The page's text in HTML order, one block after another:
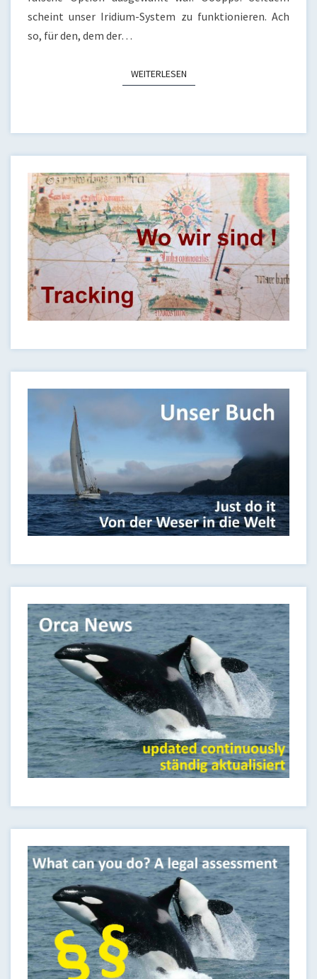
scheint unser Iridium-System zu funktionieren. Ach
so, für den, dem der…
WEITERLESENWEITERLESEN